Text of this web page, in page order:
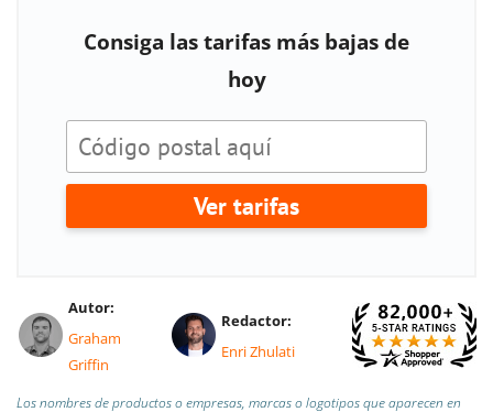
Consiga las tarifas más bajas de
hoy
Ver tarifas
Autor:
Graham
Griffin
Redactor:
Enri Zhulati
Los nombres de productos o empresas, marcas o logotipos que aparecen en